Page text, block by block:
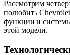
Рассмотрим
полюбить
функции и
этой модели.